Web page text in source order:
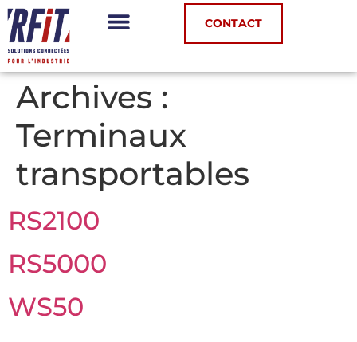
Panneau de gestion des cookies
CONTACT
Archives :
Terminaux
transportables
RS2100
RS5000
WS50